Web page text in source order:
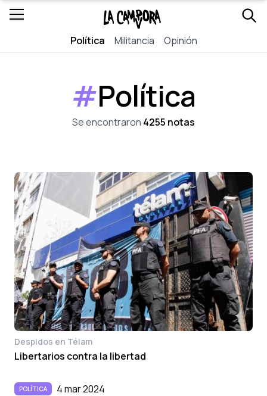
Política Militancia Opinión
#Política
Se encontraron 4255 notas
Despidos en Télam
Libertarios contra la libertad
POLÍTICA 4 mar 2024